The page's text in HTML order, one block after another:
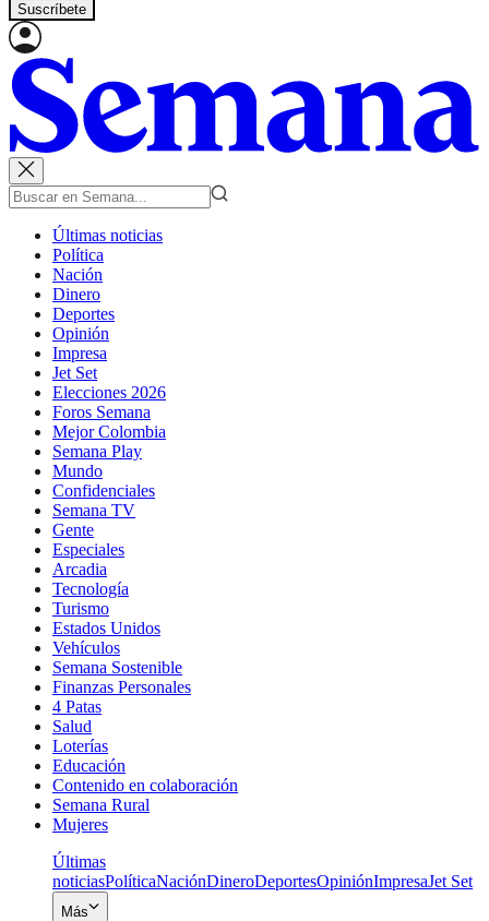
Suscríbete
Últimas noticias
Política
Nación
Dinero
Deportes
Opinión
Impresa
Jet Set
Elecciones 2026
Foros Semana
Mejor Colombia
Semana Play
Mundo
Confidenciales
Semana TV
Gente
Especiales
Arcadia
Tecnología
Turismo
Estados Unidos
Vehículos
Semana Sostenible
Finanzas Personales
4 Patas
Salud
Loterías
Educación
Contenido en colaboración
Semana Rural
Mujeres
Últimas
noticiasPolíticaNaciónDineroDeportesOpiniónImpresaJet Set
Más